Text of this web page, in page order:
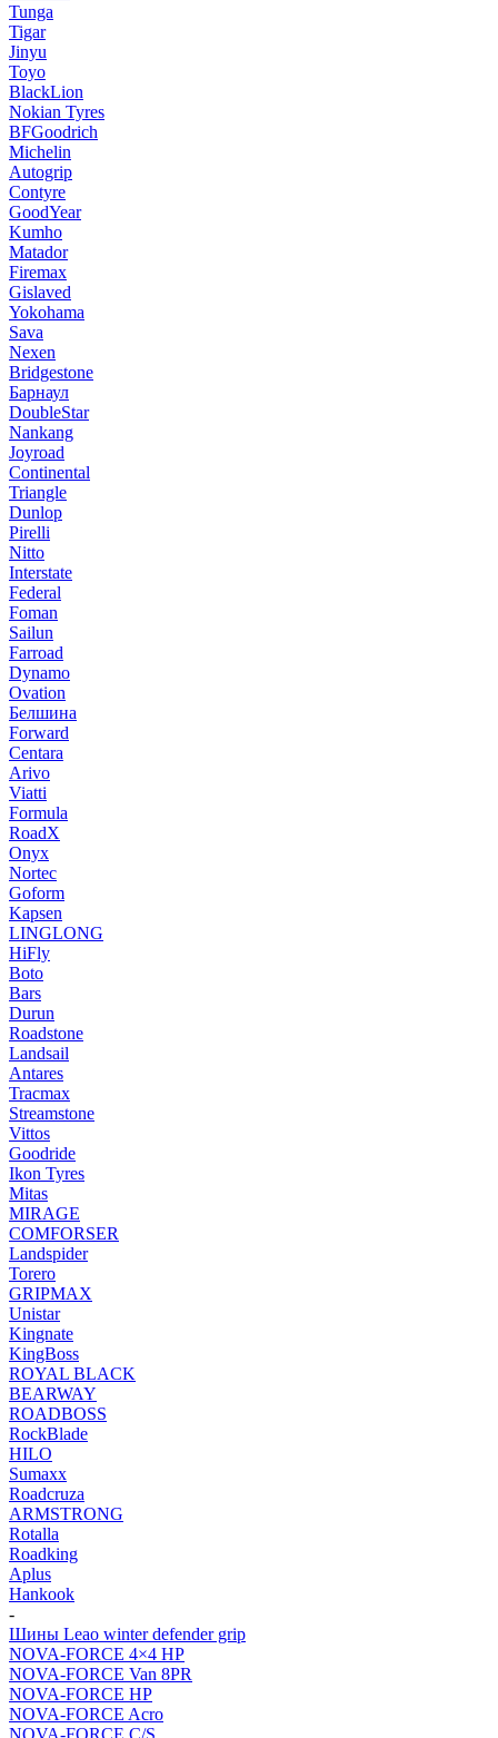
Tunga
Tigar
Jinyu
Toyo
BlackLion
Nokian Tyres
BFGoodrich
Michelin
Autogrip
Contyre
GoodYear
Kumho
Matador
Firemax
Gislaved
Yokohama
Sava
Nexen
Bridgestone
Барнаул
DoubleStar
Nankang
Joyroad
Continental
Triangle
Dunlop
Pirelli
Nitto
Interstate
Federal
Foman
Sailun
Farroad
Dynamo
Ovation
Белшина
Forward
Centara
Arivo
Viatti
Formula
RoadX
Onyx
Nortec
Goform
Kapsen
LINGLONG
HiFly
Boto
Bars
Durun
Roadstone
Landsail
Antares
Tracmax
Streamstone
Vittos
Goodride
Ikon Tyres
Mitas
MIRAGE
COMFORSER
Landspider
Torero
GRIPMAX
Unistar
Kingnate
KingBoss
ROYAL BLACK
BEARWAY
ROADBOSS
RockBlade
HILO
Sumaxx
Roadcruza
ARMSTRONG
Rotalla
Roadking
Aplus
Hankook
-
Шины Leao winter defender grip
NOVA-FORCE 4×4 HP
NOVA-FORCE Van 8PR
NOVA-FORCE HP
NOVA-FORCE Acro
NOVA-FORCE C/S